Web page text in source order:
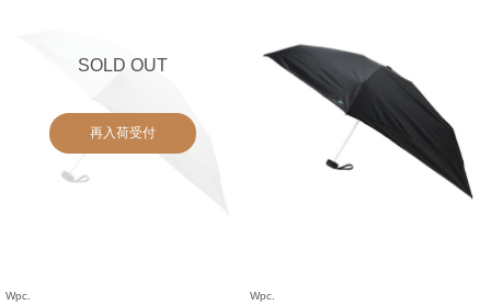
SOLD OUT
再入荷受付
Wpc. Wpc.